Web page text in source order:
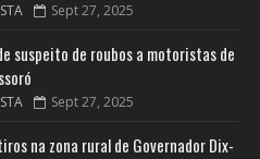
Sept 27, 2025
suspeito de roubos a motoristas de
Sept 27, 2025
na zona rural de Governador Dix-